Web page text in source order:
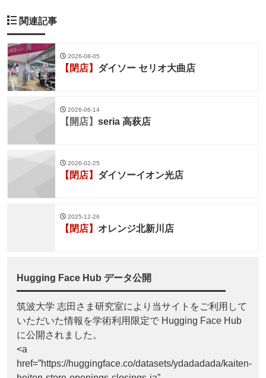
関連記事
2026-08-05
【閉店】 ダイソー セリオ大曲店
2026-06-14
【開店】 seria 高萩店
2026-02-25
【閉店】 ダイソーイオン光店
2025-12-26
【閉店】 オレンジ北新川店
Hugging Face Hub データ公開
筑波大学 志田さま研究室により当サイトをご利用して
いただいた情報を学術利用限定で Hugging Face Hub
に公開されました。
<a
href=”https://huggingface.co/datasets/ydadadada/kaiten-